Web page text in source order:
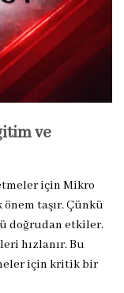
ve
için Mikro
önem taşır. Çünkü
doğrudan etkiler.
hızlanır. Bu
için kritik bir